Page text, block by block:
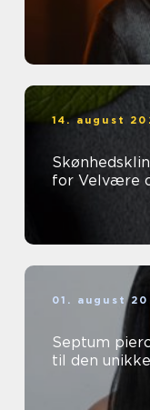
14. august
for Velvære
01. august
Septum
til den